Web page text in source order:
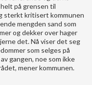
på grensen til
sterkt kritisert kommunen
mengden sand som
og dekker over hager
det. Nå viser det seg
som selges på
gangen, noe som ikke
mener kommunen.